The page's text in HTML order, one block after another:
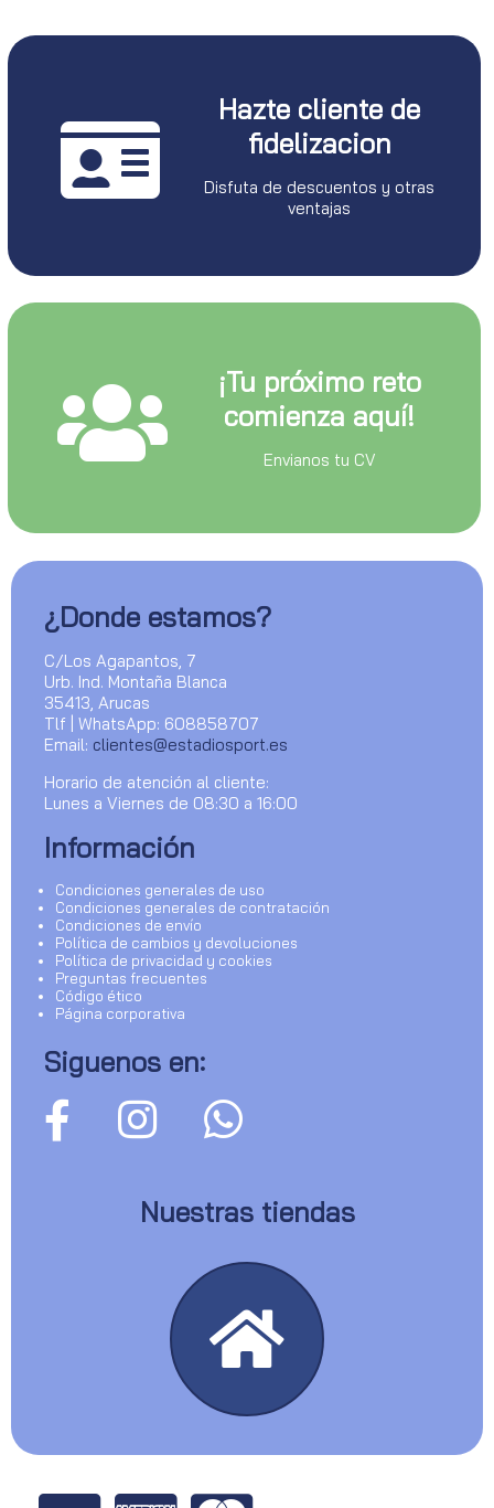
Hazte cliente de
fidelizacion
Disfuta de descuentos y otras
ventajas
¡Tu próximo reto
comienza aquí!
Envianos tu CV
¿Donde estamos?
C/Los Agapantos, 7
Urb. Ind. Montaña Blanca
35413, Arucas
Tlf | WhatsApp: 608858707
Email: clientes@estadiosport.es
Horario de atención al cliente:
Lunes a Viernes de 08:30 a 16:00
Información
Condiciones generales de uso
Condiciones generales de contratación
Condiciones de envío
Política de cambios y devoluciones
Política de privacidad y cookies
Preguntas frecuentes
Código ético
Página corporativa
Siguenos en:
Nuestras tiendas